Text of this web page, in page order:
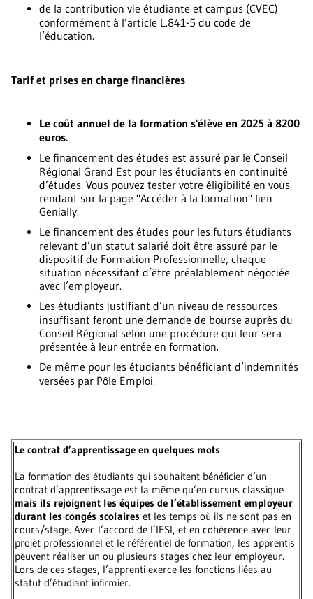
de la contribution vie étudiante et campus (CVEC)
conformément à l’article L.841-5 du code de
l’éducation.
Tarif et prises en charge financières
Le coût annuel de la formation s'élève en 2025 à 8200
euros.
Le financement des études est assuré par le Conseil
Régional Grand Est pour les étudiants en continuité
d’études. Vous pouvez tester votre éligibilité en vous
rendant sur la page "Accéder à la formation" lien
Genially.
Le financement des études pour les futurs étudiants
relevant d’un statut salarié doit être assuré par le
dispositif de Formation Professionnelle, chaque
situation nécessitant d’être préalablement négociée
avec l’employeur.
Les étudiants justifiant d’un niveau de ressources
insuffisant feront une demande de bourse auprès du
Conseil Régional selon une procédure qui leur sera
présentée à leur entrée en formation.
De même pour les étudiants bénéficiant d’indemnités
versées par Pôle Emploi.
Le contrat d’apprentissage en quelques mots
La formation des étudiants qui souhaitent bénéficier d’un
contrat d’apprentissage est la même qu’en cursus classique
mais ils rejoignent les équipes de l’établissement employeur
durant les congés scolaires et les temps où ils ne sont pas en
cours/stage. Avec l’accord de l’IFSI, et en cohérence avec leur
projet professionnel et le référentiel de formation, les apprentis
peuvent réaliser un ou plusieurs stages chez leur employeur.
Lors de ces stages, l’apprenti exerce les fonctions liées au
statut d’étudiant infirmier.